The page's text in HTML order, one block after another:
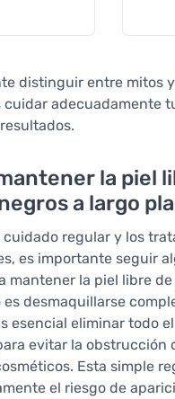
distinguir entre mitos
cuidar adecuadamente
la piel
a largo
cuidado regular y los
es importante seguir
mantener la piel libre
es desmaquillarse
esencial eliminar todo
evitar la obstrucción
Esta simple
el riesgo de